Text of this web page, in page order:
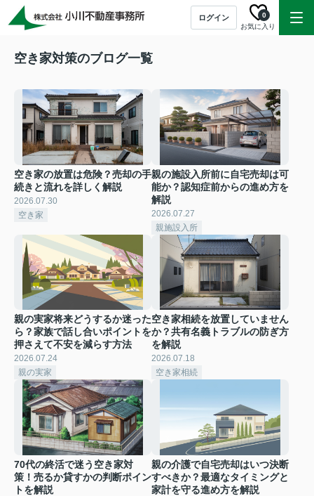
ログイン
お気に入り
0
空き家対策のブログ一覧
空き家の放置は危険？売却の手
続きと流れを詳しく解説
2026.07.30
空き家
親の施設入所前に自宅売却は可
能か？認知症前からの進め方を
解説
2026.07.27
親施設入所
親の実家将来どうするか迷った
ら？家族で話し合いポイントを
押さえて不安を減らす方法
2026.07.24
親の実家
空き家相続を放置していません
か？共有名義トラブルの防ぎ方
を解説
2026.07.18
空き家相続
70代の終活で迷う空き家対
策！売るか貸すかの判断ポイン
トを解説
親の介護で自宅売却はいつ決断
すべきか？最適なタイミングと
家計を守る進め方を解説